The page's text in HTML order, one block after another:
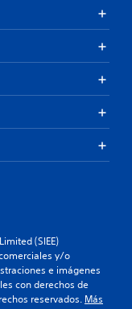
(SIEE)
y/o
e imágenes
con derechos de
reservados. Más